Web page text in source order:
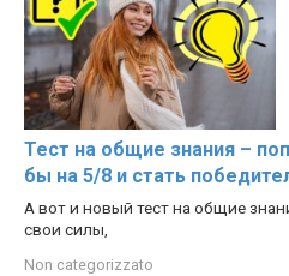
Тест на общие знания –
бы на 5/8 и стать
А вот и новый тест на общие
свои силы,
Non categorizzato